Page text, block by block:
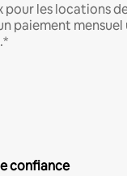
pour les locations
paiement mensuel
confiance